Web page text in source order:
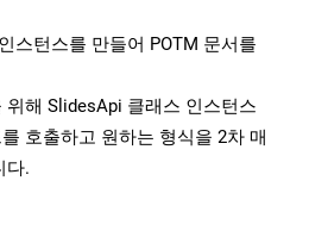
스턴스를 만들어 POTM 문서를
위해 SlidesApi 클래스 인스턴스
호출하고 원하는 형식을 2차 매
다.